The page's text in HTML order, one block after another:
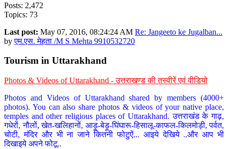
Posts: 2,472
Topics: 73
Last post: May 07, 2016, 08:24:24 AM Re: Jangeeto ke Jugalban...
byएम.एस. मेहता /M S Mehta 9910532720
Tourism in Uttarakhand
Photos & Videos of Uttarakhand - उत्तराखण्ड की तस्वीरें एवं वीडियो
Photos and Videos of Uttarakhand shared by members (4000+
photos). You can also share photos & videos of your native place,
temples and other religious places of Uttarakhand. उत्तराखंड के गाढ़,
गधेरों, नौलों, खेत-खलिहानों, आड़ू-बेड़ू-घिंघारू-हिसालू-काफल-किलमोड़ी, पर्वत,
चोटी, मंदिर और भी ना जाने कितनी फोटुऐं... आइये देखिये ..और आप भी
दिखाइये अपने फोटू..